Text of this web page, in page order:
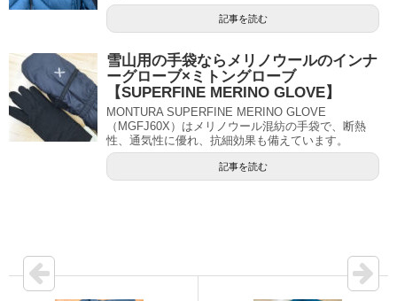
記事を読む
雪山用の手袋ならメリノウールのインナ
ーグローブ×ミトングローブ
【SUPERFINE MERINO GLOVE】
MONTURA SUPERFINE MERINO GLOVE
（MGFJ60X）はメリノウール混紡の手袋で、断熱
性、通気性に優れ、抗細効果も備えています。
記事を読む